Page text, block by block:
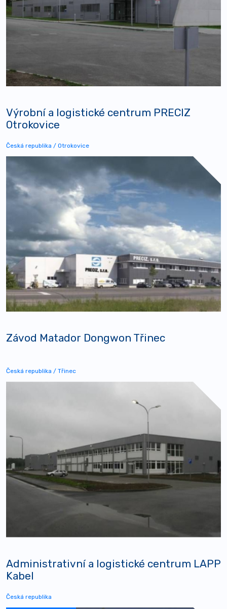
Výrobní a logistické centrum PRECIZ
Otrokovice
Česká republika / Otrokovice
Závod Matador Dongwon Třinec
Česká republika / Třinec
Administrativní a logistické centrum LAPP
Kabel
Česká republika